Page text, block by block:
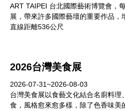
ART TAIPEI 台北國際藝術博覽會，
展，帶來許多國際藝壇的重要作品，
直線距離536公尺
2026台灣美食展
2026-07-31~2026-08-03
台灣美食展以食藝文化結合名廚料理
食，風格愈來愈多樣，除了色香味美